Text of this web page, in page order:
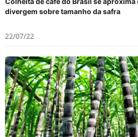
divergem sobre tamanho da safra
22/07/22